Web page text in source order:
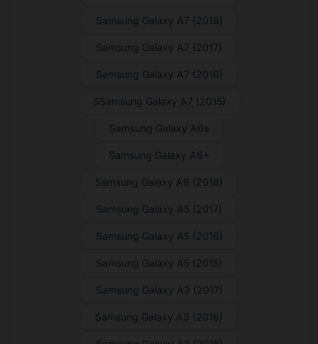
Samsung Galaxy A7 (2018)
Samsung Galaxy A7 (2017)
Samsung Galaxy A7 (2016)
SSamsung Galaxy A7 (2015)
Samsung Galaxy A6s
Samsung Galaxy A6+
Samsung Galaxy A6 (2018)
Samsung Galaxy A5 (2017)
Samsung Galaxy A5 (2016)
Samsung Galaxy A5 (2015)
Samsung Galaxy A3 (2017)
Samsung Galaxy A3 (2016)